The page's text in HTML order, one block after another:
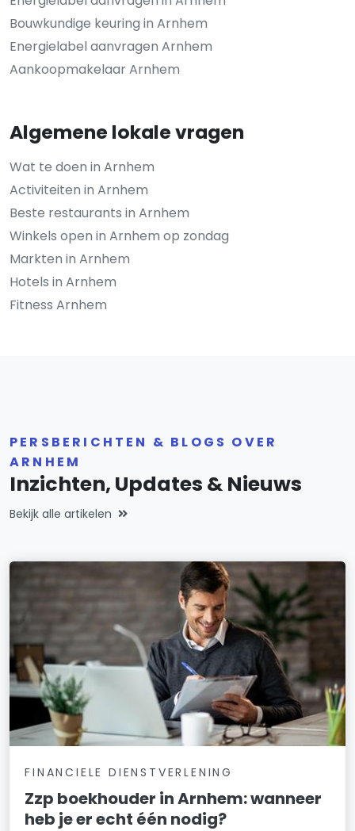
Bouwkundige keuring in Arnhem
Energielabel aanvragen Arnhem
Aankoopmakelaar Arnhem
Algemene lokale vragen
Wat te doen in Arnhem
Activiteiten in Arnhem
Beste restaurants in Arnhem
Winkels open in Arnhem op zondag
Markten in Arnhem
Hotels in Arnhem
Fitness Arnhem
PERSBERICHTEN & BLOGS OVER
ARNHEM
Inzichten, Updates & Nieuws
Bekijk alle artikelen
FINANCIELE DIENSTVERLENING
Zzp boekhouder in Arnhem: wanneer
heb je er echt één nodig?